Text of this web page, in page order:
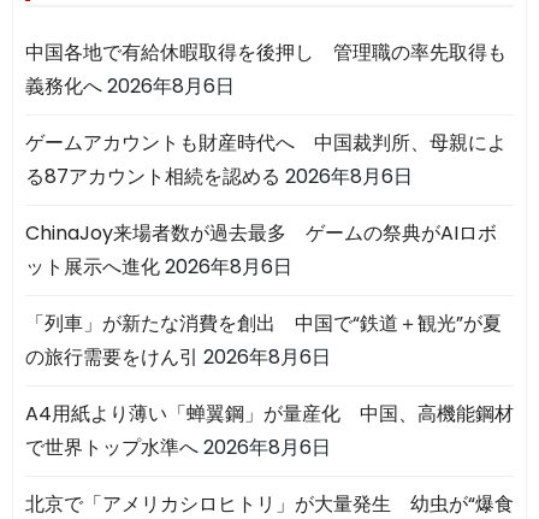
中国各地で有給休暇取得を後押し 管理職の率先取得も
義務化へ2026年8月6日
ゲームアカウントも財産時代へ 中国裁判所、母親によ
る87アカウント相続を認める 2026年8月6日
ChinaJoy来場者数が過去最多 ゲームの祭典がAIロボ
ット展示へ進化2026年8月6日
「列車」が新たな消費を創出 中国で“鉄道＋観光”が夏
の旅行需要をけん引 2026年8月6日
A4用紙より薄い「蝉翼鋼」が量産化 中国、高機能鋼材
で世界トップ水準へ2026年8月6日
北京で「アメリカシロヒトリ」が大量発生 幼虫が“爆食